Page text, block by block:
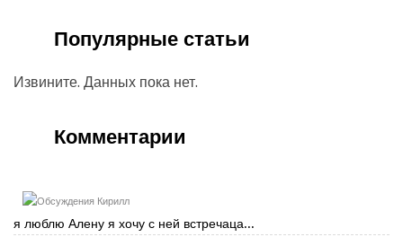
Популярные статьи
Извините. Данных пока нет.
Комментарии
Кирилл
я люблю Алену я хочу с ней встречаца...